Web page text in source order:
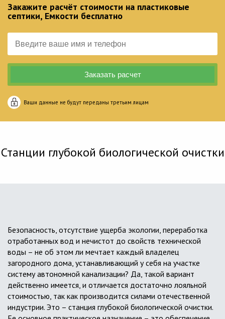
Закажите расчёт стоимости на пластиковые
септики, Емкости бесплатно
Ваши данные не будут переданы третьим лицам
Станции глубокой биологической очистки
Безопасность, отсутствие ущерба экологии, переработка
отработанных вод и нечистот до свойств технической
воды – не об этом ли мечтает каждый владелец
загородного дома, устанавливающий у себя на участке
систему автономной канализации? Да, такой вариант
действенно имеется, и отличается достаточно лояльной
стоимостью, так как производится силами отечественной
индустрии. Это – станция глубокой биологической очистки.